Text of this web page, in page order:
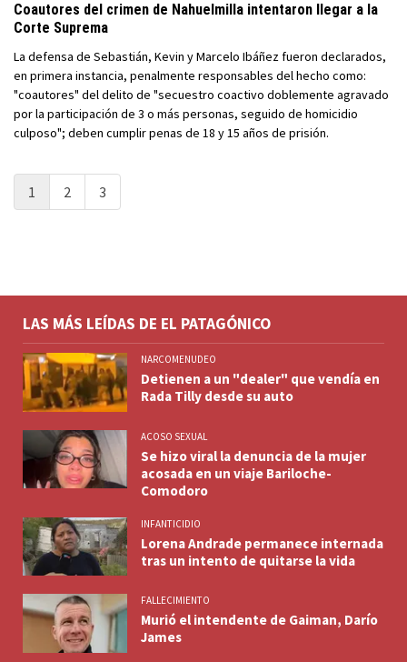
Coautores del crimen de Nahuelmilla intentaron llegar a la
Corte Suprema
La defensa de Sebastián, Kevin y Marcelo Ibáñez fueron declarados,
en primera instancia, penalmente responsables del hecho como:
"coautores" del delito de "secuestro coactivo doblemente agravado
por la participación de 3 o más personas, seguido de homicidio
culposo"; deben cumplir penas de 18 y 15 años de prisión.
1 2 3
LAS MÁS LEÍDAS DE EL PATAGÓNICO
NARCOMENUDEO
Detienen a un "dealer" que vendía en
Rada Tilly desde su auto
ACOSO SEXUAL
Se hizo viral la denuncia de la mujer
acosada en un viaje Bariloche-
Comodoro
INFANTICIDIO
Lorena Andrade permanece internada
tras un intento de quitarse la vida
FALLECIMIENTO
Murió el intendente de Gaiman, Darío
James